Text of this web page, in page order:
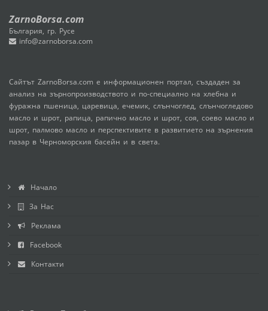
ZarnoBorsa.com
България, гр. Русе
info@zarnoborsa.com
Сайтът ZarnoBorsa.com е информационен портал, създаден за
анализ на зърнопроизводството и по-специално на хлебна и
фуражна пшеница, царевица, ечемик, слънчоглед, слънчогледово
масло и шрот, рапица, рапично масло и шрот, соя, соево масло и
шрот, палмово масло и перспективите в развитието на зърнения
пазар в Черноморския басейн и в света.
Начало
За Нас
Реклама
Facebook
Контакти